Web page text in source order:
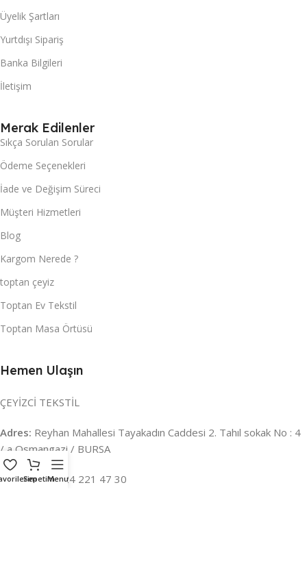
Üyelik Şartları
Yurtdışı Sipariş
Banka Bilgileri
İletişim
Merak Edilenler
Sıkça Sorulan Sorular
Ödeme Seçenekleri
İade ve Değişim Süreci
Müşteri Hizmetleri
Blog
Kargom Nerede ?
toptan çeyiz
Toptan Ev Tekstil
Toptan Masa Örtüsü
Hemen Ulaşın
ÇEYİZCİ TEKSTİL
Adres: Reyhan Mahallesi Tayakadın Caddesi 2. Tahıl sokak No : 4
/ a Osmangazi / BURSA
İLETİŞİM :0224 221 47 30
SepetimMenu